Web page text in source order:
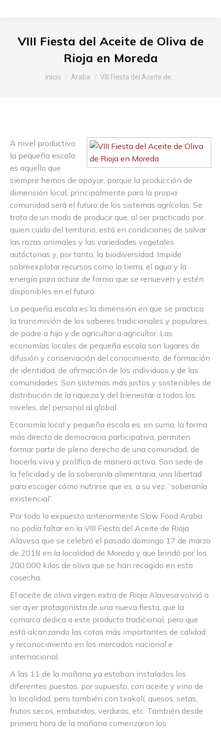
VIII Fiesta del Aceite de Oliva de
Rioja en Moreda
Estás aquí:
Inicio Araba VIII Fiesta del Aceite de…
A nivel productivo
la pequeña escala
es aquello que
siempre hemos de apoyar, porque la producción de
dimensión local, principalmente para la propia
comunidad será el futuro de los sistemas agrícolas. Se
trata de un modo de producir que, al ser practicado por
quien cuida del territorio, está en condiciones de salvar
las razas animales y las variedades vegetales
autóctonas y, por tanto, la biodiversidad. Impide
sobreexplotar recursos como la tierra, el agua y la
energía para actuar de forma que se renueven y estén
disponibles en el futuro.
La pequeña escala es la dimensión en que se practica
la transmisión de los saberes tradicionales y populares,
de padre a hijo y de agricultor a agricultor. Las
economías locales de pequeña escala son lugares de
difusión y conservación del conocimiento, de formación
de identidad, de afirmación de los individuos y de las
comunidades. Son sistemas más justos y sostenibles de
distribución de la riqueza y del bienestar a todos los
niveles, del personal al global.
Economía local y pequeña escala es, en suma, la forma
más directa de democracia participativa, permiten
formar parte de pleno derecho de una comunidad, de
hacerla viva y prolífica de manera activa. Son sede de
la felicidad y de la soberanía alimentaria, una libertad
para escoger cómo nutrirse que es, a su vez, “soberanía
existencial”.
Por todo lo expuesto anteriormente Slow Food Araba
no podía faltar en la VIII Fiesta del Aceite de Rioja
Alavesa que se celebró el pasado domingo 17 de marzo
de 2018 en la localidad de Moreda y que brindó por los
200.000 kilos de oliva que se han recogido en esta
cosecha.
El aceite de oliva virgen extra de Rioja Alavesa volvió a
ser ayer protagonista de una nueva fiesta, que la
comarca dedica a este producto tradicional, pero que
está alcanzando las cotas más importantes de calidad
y reconocimiento en los mercados nacional e
internacional.
A las 11 de la mañana ya estaban instalados los
diferentes puestos, por supuesto, con aceite y vino de
la localidad, pero también con txakolí, quesos, setas,
frutos secos, embutidos, verduras, etc. También desde
primera hora de la mañana comenzaron los